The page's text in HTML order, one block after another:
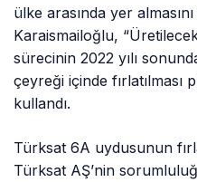
ülke arasında yer
Karaismailoğlu,
sürecinin 2022 yılı
çeyreği içinde fırlatılması
kullandı.
Türksat 6A uydusunun
Türksat AŞ’nin